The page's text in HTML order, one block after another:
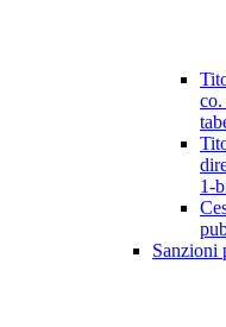
co.
1-
Sanzioni